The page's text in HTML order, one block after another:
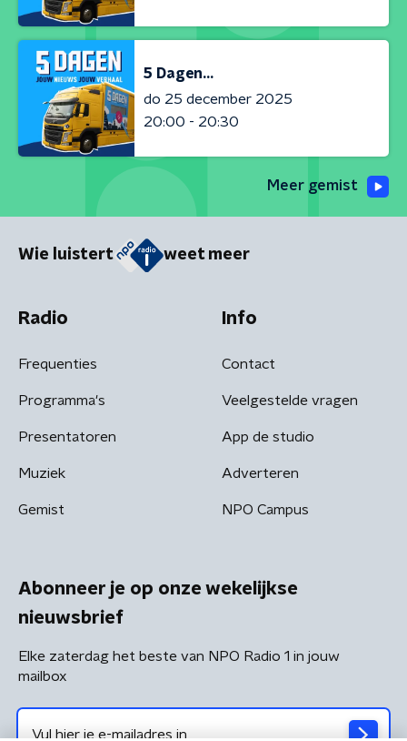
5 Dagen...
do 25 december 2025
20:00 - 20:30
Meer gemist
Wie luistert weet meer
Radio
Frequenties
Programma's
Presentatoren
Muziek
Gemist
Info
Contact
Veelgestelde vragen
App de studio
Adverteren
NPO Campus
Abonneer je op onze wekelijkse
nieuwsbrief
Elke zaterdag het beste van NPO Radio 1 in jouw
mailbox